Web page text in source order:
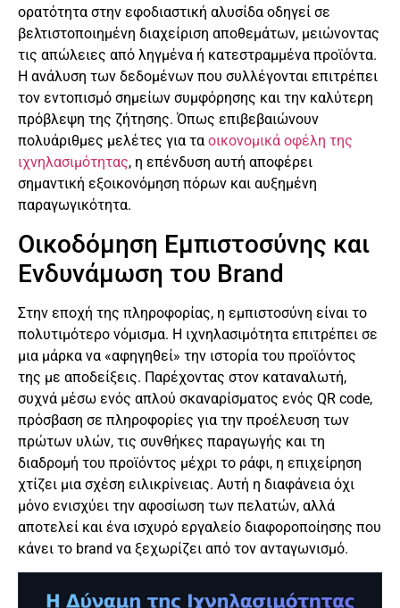
ορατότητα στην εφοδιαστική αλυσίδα οδηγεί σε
βελτιστοποιημένη διαχείριση αποθεμάτων, μειώνοντας
τις απώλειες από ληγμένα ή κατεστραμμένα προϊόντα.
Η ανάλυση των δεδομένων που συλλέγονται επιτρέπει
τον εντοπισμό σημείων συμφόρησης και την καλύτερη
πρόβλεψη της ζήτησης. Όπως επιβεβαιώνουν
πολυάριθμες μελέτες για τα οικονομικά οφέλη της
ιχνηλασιμότητας, η επένδυση αυτή αποφέρει
σημαντική εξοικονόμηση πόρων και αυξημένη
παραγωγικότητα.
Οικοδόμηση Εμπιστοσύνης και
Ενδυνάμωση του Brand
Στην εποχή της πληροφορίας, η εμπιστοσύνη είναι το
πολυτιμότερο νόμισμα. Η ιχνηλασιμότητα επιτρέπει σε
μια μάρκα να «αφηγηθεί» την ιστορία του προϊόντος
της με αποδείξεις. Παρέχοντας στον καταναλωτή,
συχνά μέσω ενός απλού σκαναρίσματος ενός QR code,
πρόσβαση σε πληροφορίες για την προέλευση των
πρώτων υλών, τις συνθήκες παραγωγής και τη
διαδρομή του προϊόντος μέχρι το ράφι, η επιχείρηση
χτίζει μια σχέση ειλικρίνειας. Αυτή η διαφάνεια όχι
μόνο ενισχύει την αφοσίωση των πελατών, αλλά
αποτελεί και ένα ισχυρό εργαλείο διαφοροποίησης που
κάνει το brand να ξεχωρίζει από τον ανταγωνισμό.